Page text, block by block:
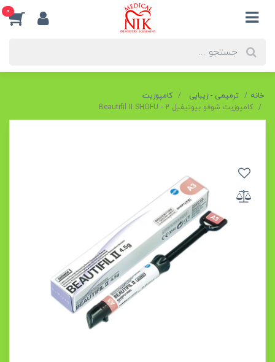
0
خانه ترمیمی - زیبایی
کامپوزیت
کامپوزیت شوفو بیوتیفیل 2 - Beautifil II SHOFU